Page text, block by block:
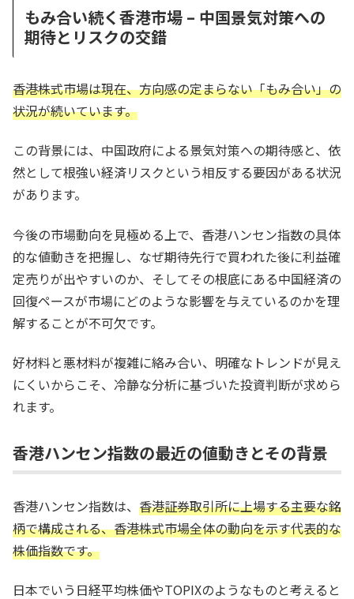
もみ合い続く香港市場 – 中国景気対策への
期待とリスクの交錯
香港株式市場は現在、方向感の定まらない「もみ合い」の
状況が続いています。
この背景には、中国政府による景気対策への期待感と、依
然として根強い経済リスクという相反する要因がある状況
があります。
今後の市場動向を見極める上で、香港ハンセン指数の具体
的な値動きを把握し、なぜ期待先行で買われた後に利益確
定売りが出やすいのか、そしてその根底にある中国経済の
回復ペースが市場にどのような影響を与えているのかを理
解することが不可欠です。
好材料と悪材料が複雑に絡み合い、明確なトレンドが見え
にくいからこそ、冷静な分析に基づいた投資判断が求めら
れます。
香港ハンセン指数の最近の値動きとその背景
香港ハンセン指数は、 香港証券取引所に上場する主要な銘
柄で構成される、香港株式市場全体の動向を示す代表的な
株価指数です。
日本でいう日経平均株価やTOPIXのようなものと考えると